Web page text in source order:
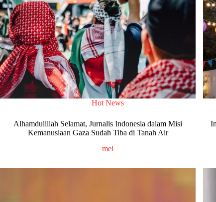
Hot News
Alhamdulillah Selamat, Jurnalis Indonesia dalam Misi
Kemanusiaan Gaza Sudah Tiba di Tanah Air
mel